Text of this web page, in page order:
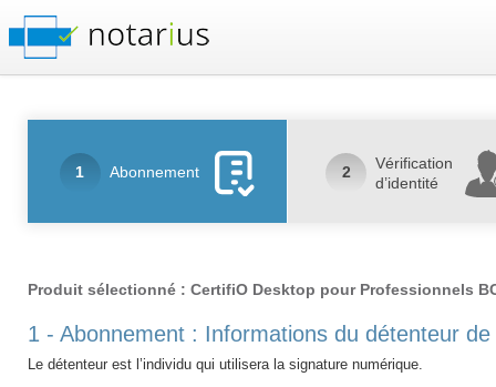
1 Abonnement 2
Vérification
d’identité
Produit sélectionné : CertifiO Desktop pour Professionnels
1 - Abonnement : Informations du détenteur
Le détenteur est l’individu qui utilisera la signature numérique.